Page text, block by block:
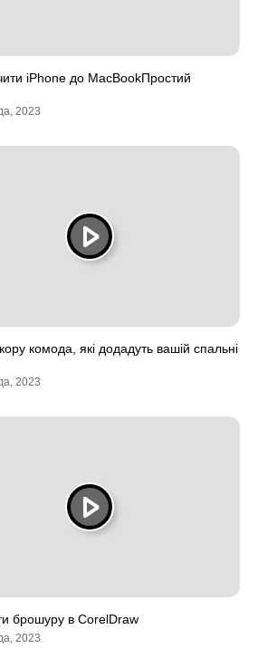
iPhone до MacBookПростий
2023
комода, які додадуть вашій спальні
2023
брошуру в CorelDraw
2023